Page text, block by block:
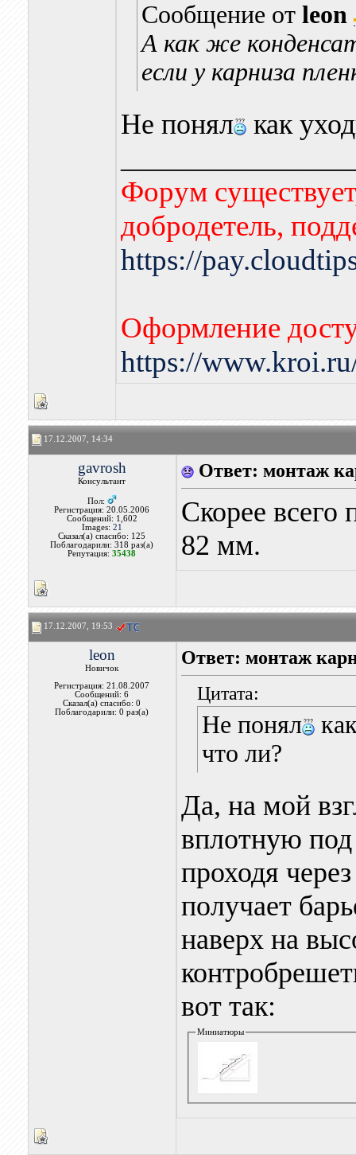
Сообщение от leon
А как же
если у карниза
Не понял как
Форум
добродетель,
https://
Оформление
https://
17.12.2007, 14:34
gavrosh
Консультант
Пол:
Регистрация: 20.05.2006
Сообщений: 1,602
Images: 21
Сказал(а) спасибо: 125
Поблагодарили: 318 раз(а)
Репутация:35438
Ответ: монтаж
Скорее всего
82 мм.
17.12.2007, 19:53
leon
Новичок
Регистрация: 21.08.2007
Сообщений: 6
Сказал(а) спасибо: 0
Поблагодарили: 0 раз(а)
Ответ: монтаж
Цитата:
Не понял
что ли?
Да, на мой
вплотную
проходя
получает
наверх на
вот так:
Миниатюры